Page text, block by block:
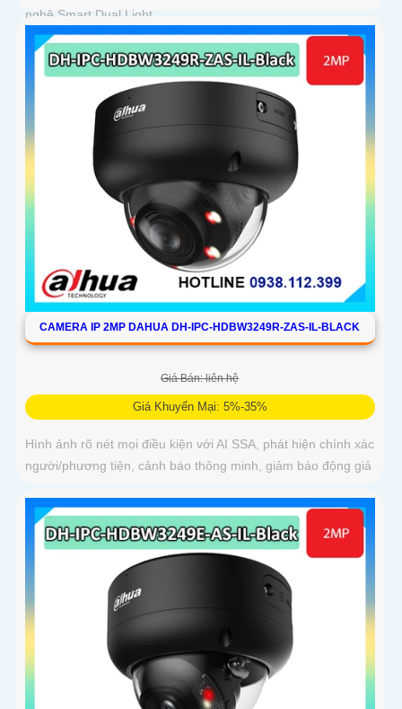
nghệ Smart Dual Light
CAMERA IP 2MP DAHUA DH-IPC-HDBW3249R-ZAS-IL-BLACK
Giá Bán: liên hệ
Giá Khuyến Mại: 5%-35%
Hình ảnh rõ nét mọi điều kiện với AI SSA, phát hiện chính xác
người/phương tiện, cảnh báo thông minh, giảm báo động giả